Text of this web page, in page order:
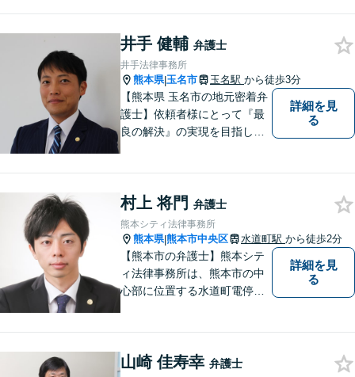
ート。企業からのご相談も承
ります【交通事故】弁護士費
用特約の利用可【夜間・休日
面談可】
井手 健輔 弁護士
井手法律事務所
熊本県|玉名市 玉名駅 から徒歩3分
【熊本県 玉名市の地元密着弁
護士】依頼者様にとって『最
良の解決』の実現を目指しま
詳細を見
る
村上 将門 弁護士
熊本シティ法律事務所
熊本県|熊本市中央区 水道町駅 から徒歩2分
【熊本市の弁護士】熊本シテ
ィ法律事務所は、熊本市の中
心部に位置する水道町電停よ
す。
詳細を見
る
山崎 佳寿幸 弁護士